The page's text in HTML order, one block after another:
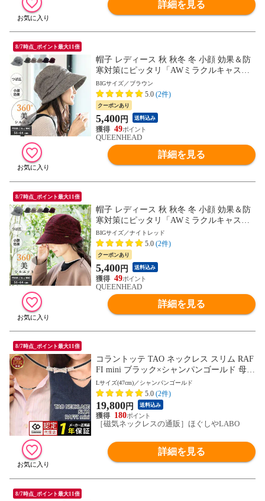
詳細を見る
8/7時点_ポイント最大11倍
帽子 レディース 秋 秋冬 冬 小顔 効果＆防
寒対策にピッタリ「AWミラクルキャスダ
ウンHAT」【BIG61-64cm-ブラウン】
BIGサイズ／ブラウン
5.0 (2件)
クーポンあり
5,400円 送料込み
49
QUEENHEAD
詳細を見る
8/7時点_ポイント最大11倍
帽子 レディース 秋 秋冬 冬 小顔 効果＆防
寒対策にピッタリ「AWミラクルキャスダ
ウンHAT」【BIG61-64cm-ナイトレッド】
BIGサイズ／ナイトレッド
5.0 (2件)
クーポンあり
5,400円 送料込み
49
QUEENHEAD
詳細を見る
8/7時点_ポイント最大11倍
コラントッテ TAO ネックレス スリム RAF
FI mini ブラック×シャンパンゴールド 母の
日
Lサイズ(47cm)／シャンパンゴールド
5.0 (2件)
19,800円 送料込み
180
［磁気ネックレスの通販］ほぐしやLABO
詳細を見る
8/7時点_ポイント最大11倍